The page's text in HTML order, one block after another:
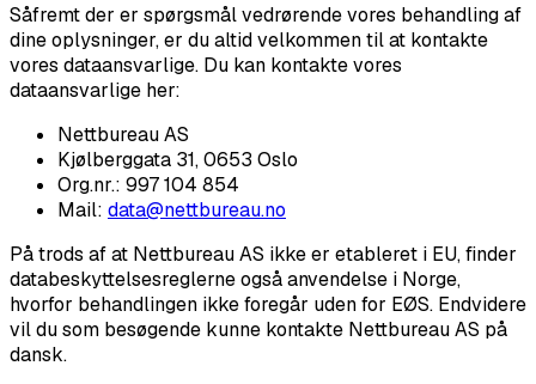
Såfremt der er spørgsmål vedrørende vores behandling af
dine oplysninger, er du altid velkommen til at kontakte
vores dataansvarlige. Du kan kontakte vores
dataansvarlige her:
Nettbureau AS
Kjølberggata 31, 0653 Oslo
Org.nr.: 997 104 854
Mail: data@nettbureau.no
På trods af at Nettbureau AS ikke er etableret i EU, finder
databeskyttelsesreglerne også anvendelse i Norge,
hvorfor behandlingen ikke foregår uden for EØS. Endvidere
vil du som besøgende kunne kontakte Nettbureau AS på
dansk.